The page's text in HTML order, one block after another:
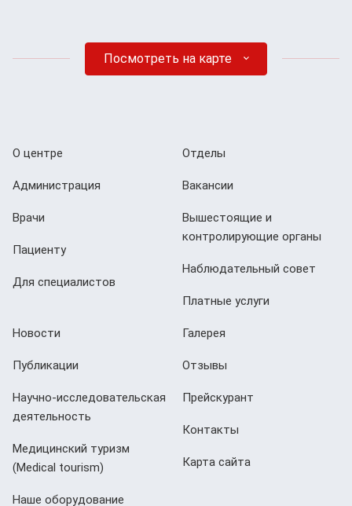
Посмотреть на карте
О центре
Администрация
Врачи
Пациенту
Для специалистов
Отделы
Вакансии
Вышестоящие и
контролирующие органы
Наблюдательный совет
Платные услуги
Новости
Публикации
Научно-исследовательская
деятельность
Медицинский туризм
(Мedical tourism)
Наше оборудование
Галерея
Отзывы
Прейскурант
Контакты
Карта сайта